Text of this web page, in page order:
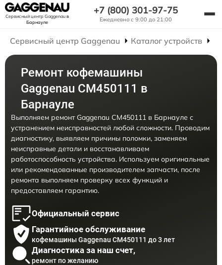
Сервисный центр Gaggenauв
Барнауле
+7 (800) 301-97-75
Ежедневно с 9:00 до 21:00
Сервисный центр Gaggenau Каталог устройств
Ремонт кофемашины
Gaggenau CM450111 в
Барнауле
Выполняем ремонт Gaggenau CM450111 в Барнауле с
устранением неисправностей любой сложности. Проводим
диагностику, выявляем причины поломки, заменяем
неисправные детали и восстанавливаем
работоспособность устройства. Используем оригинальные
или рекомендованные производителем запчасти, после
ремонта выполняем проверку всех функций и
предоставляем гарантию.
Официальный сервис
Гарантийное обслуживание
кофемашины Gaggenau CM450111 до 3 лет
Диагностика за наш счет,
ремонт по желанию